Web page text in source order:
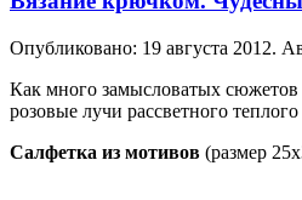
Опубликовано: 19 августа 2012.
Как много замысловатых сюжетов
розовые лучи рассветного
Салфетка из мотивов (размер